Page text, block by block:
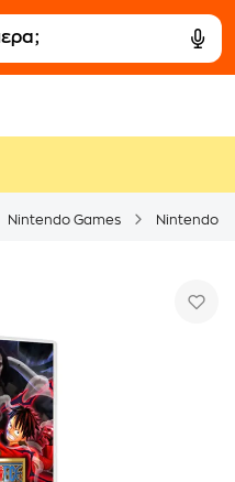
Nintendo Games Nintendo